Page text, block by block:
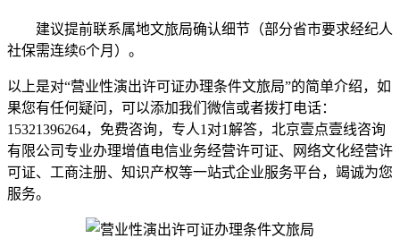
建议提前联系属地文旅局确认细节（部分省市要求经纪人
社保需连续6个月）。
以上是对“营业性演出许可证办理条件文旅局”的简单介绍，如
果您有任何疑问，可以添加我们微信或者拨打电话：
15321396264，免费咨询，专人1对1解答，北京壹点壹线咨询
有限公司专业办理增值电信业务经营许可证、网络文化经营许
可证、工商注册、知识产权等一站式企业服务平台，竭诚为您
服务。